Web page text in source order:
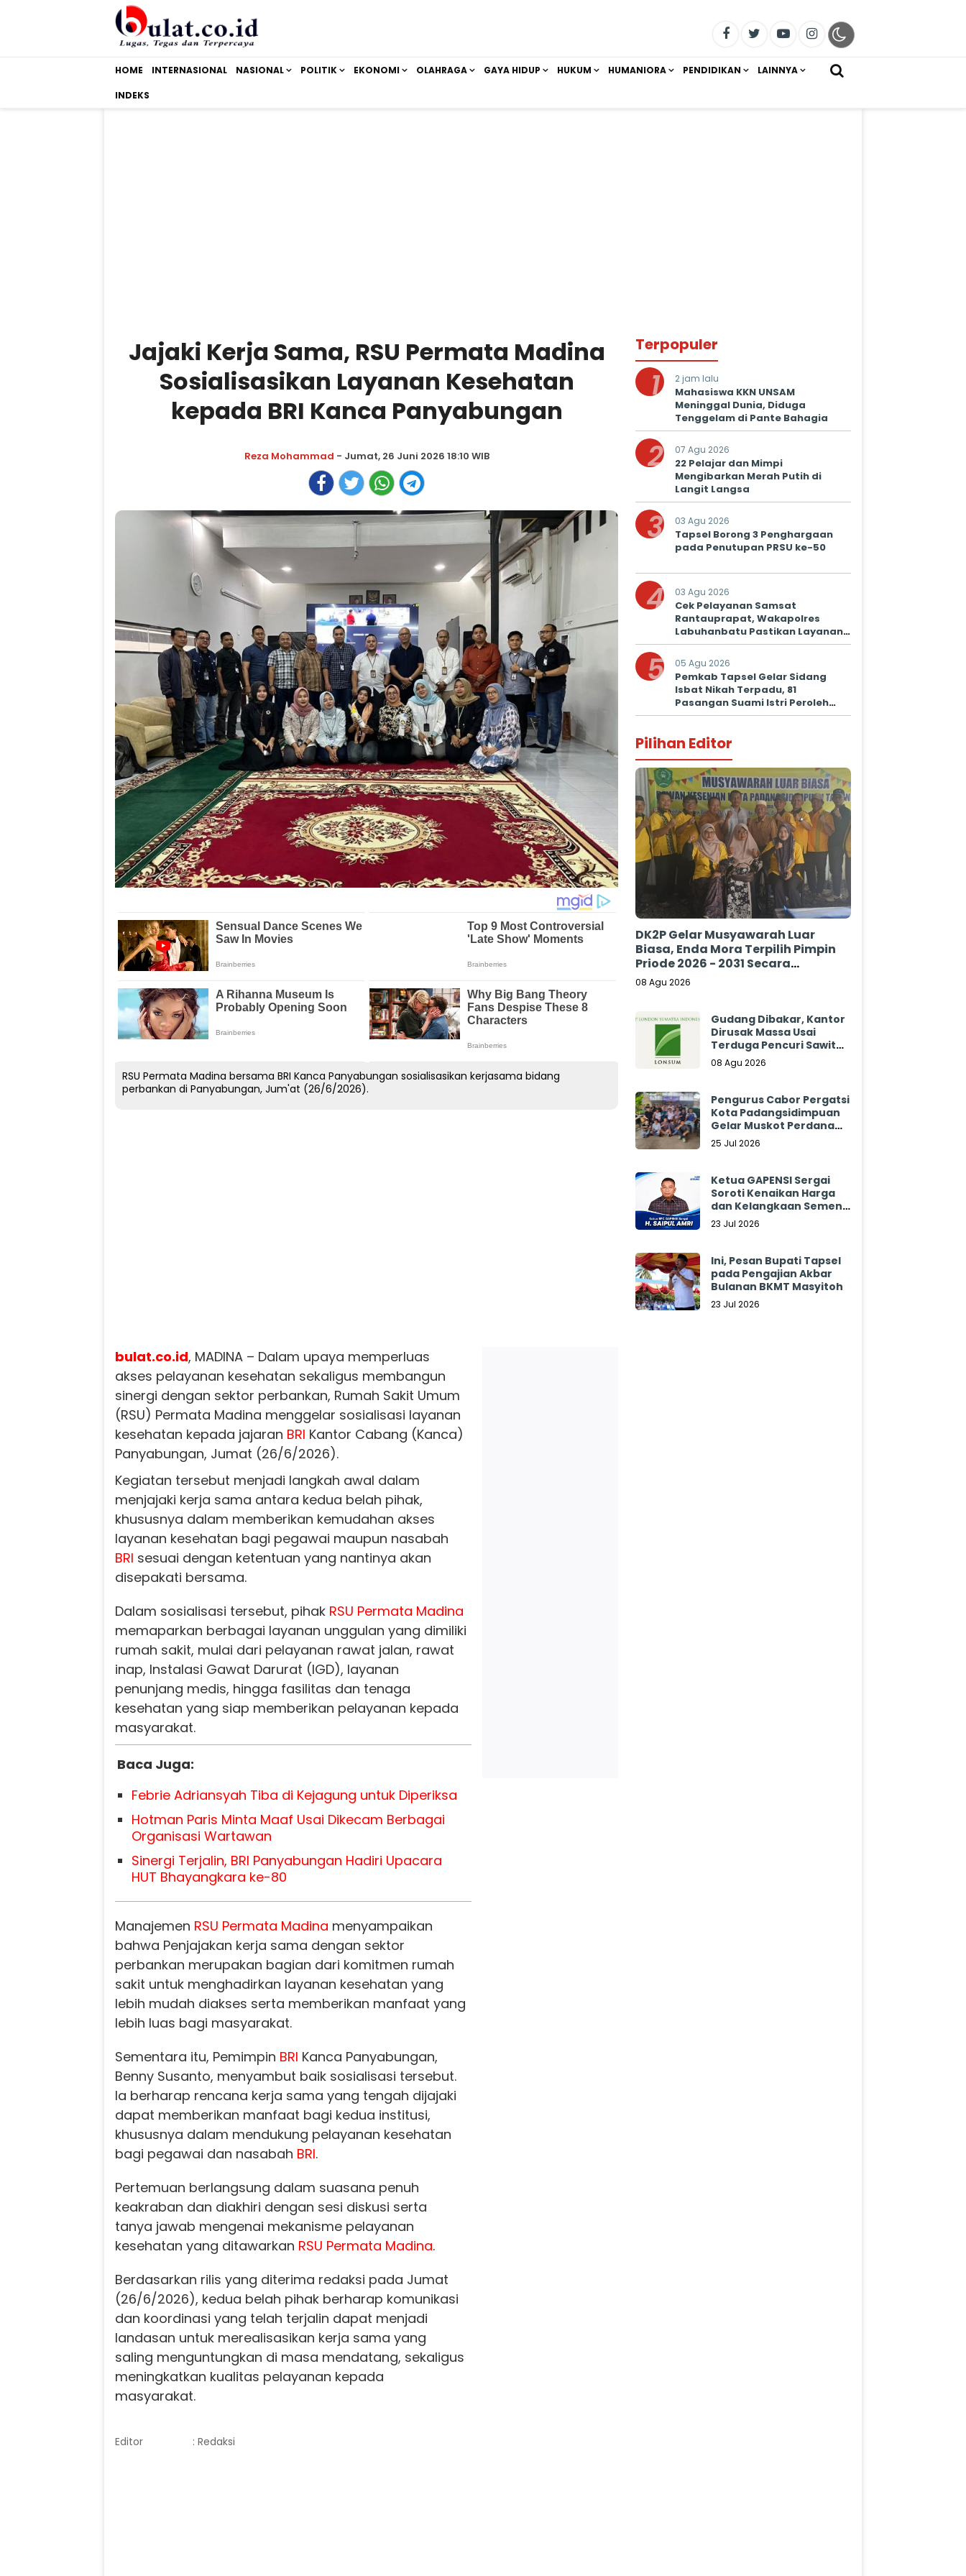
HOME INTERNASIONAL NASIONAL POLITIK EKONOMI OLAHRAGA GAYA HIDUP HUKUM HUMANIORA PENDIDIKAN LAINNYA
INDEKS
Jajaki Kerja Sama, RSU Permata Madina
Sosialisasikan Layanan Kesehatan
kepada BRI Kanca Panyabungan
Reza Mohammad - Jumat, 26 Juni 2026 18:10 WIB
RSU Permata Madina bersama BRI Kanca Panyabungan sosialisasikan kerjasama bidang
perbankan di Panyabungan, Jum'at (26/6/2026).
bulat.co.id, MADINA – Dalam upaya memperluas
akses pelayanan kesehatan sekaligus membangun
sinergi dengan sektor perbankan, Rumah Sakit Umum
(RSU) Permata Madina menggelar sosialisasi layanan
kesehatan kepada jajaran BRI Kantor Cabang (Kanca)
Panyabungan, Jumat (26/6/2026).
Kegiatan tersebut menjadi langkah awal dalam
menjajaki kerja sama antara kedua belah pihak,
khususnya dalam memberikan kemudahan akses
layanan kesehatan bagi pegawai maupun nasabah
BRI sesuai dengan ketentuan yang nantinya akan
disepakati bersama.
Dalam sosialisasi tersebut, pihak RSU Permata Madina
memaparkan berbagai layanan unggulan yang dimiliki
rumah sakit, mulai dari pelayanan rawat jalan, rawat
inap, Instalasi Gawat Darurat (IGD), layanan
penunjang medis, hingga fasilitas dan tenaga
kesehatan yang siap memberikan pelayanan kepada
masyarakat.
Baca Juga:
Febrie Adriansyah Tiba di Kejagung untuk Diperiksa
Hotman Paris Minta Maaf Usai Dikecam Berbagai
Organisasi Wartawan
Sinergi Terjalin, BRI Panyabungan Hadiri Upacara
HUT Bhayangkara ke-80
Manajemen RSU Permata Madina menyampaikan
bahwa Penjajakan kerja sama dengan sektor
perbankan merupakan bagian dari komitmen rumah
sakit untuk menghadirkan layanan kesehatan yang
lebih mudah diakses serta memberikan manfaat yang
lebih luas bagi masyarakat.
Sementara itu, Pemimpin BRI Kanca Panyabungan,
Benny Susanto, menyambut baik sosialisasi tersebut.
Ia berharap rencana kerja sama yang tengah dijajaki
dapat memberikan manfaat bagi kedua institusi,
khususnya dalam mendukung pelayanan kesehatan
bagi pegawai dan nasabah BRI.
Pertemuan berlangsung dalam suasana penuh
keakraban dan diakhiri dengan sesi diskusi serta
tanya jawab mengenai mekanisme pelayanan
kesehatan yang ditawarkan RSU Permata Madina.
Berdasarkan rilis yang diterima redaksi pada Jumat
(26/6/2026), kedua belah pihak berharap komunikasi
dan koordinasi yang telah terjalin dapat menjadi
landasan untuk merealisasikan kerja sama yang
saling menguntungkan di masa mendatang, sekaligus
meningkatkan kualitas pelayanan kepada
masyarakat.
Editor : Redaksi
Terpopuler
1 2 jam lalu
Mahasiswa KKN UNSAM
Meninggal Dunia, Diduga
Tenggelam di Pante Bahagia
2 07 Agu 2026
22 Pelajar dan Mimpi
Mengibarkan Merah Putih di
Langit Langsa
3 03 Agu 2026
Tapsel Borong 3 Penghargaan
pada Penutupan PRSU ke-50
4 03 Agu 2026
Cek Pelayanan Samsat
Rantauprapat, Wakapolres
Labuhanbatu Pastikan Layanan
Prima untuk Masyarakat
5 05 Agu 2026
Pemkab Tapsel Gelar Sidang
Isbat Nikah Terpadu, 81
Pasangan Suami Istri Peroleh
Kepastian Hukum
Pilihan Editor
DK2P Gelar Musyawarah Luar
Biasa, Enda Mora Terpilih Pimpin
Priode 2026 - 2031 Secara
Aklamasi
08 Agu 2026
Gudang Dibakar, Kantor
Dirusak Massa Usai
Terduga Pencuri Sawit
Tewas: Manajemen
Sibulan Estate Bungkam
08 Agu 2026
Pengurus Cabor Pergatsi
Kota Padangsidimpuan
Gelar Muskot Perdana
2026 - 2030
25 Jul 2026
Ketua GAPENSI Sergai
Soroti Kenaikan Harga
dan Kelangkaan Semen,
Minta Pemerintah
23 Jul 2026
Ini, Pesan Bupati Tapsel
pada Pengajian Akbar
Bulanan BKMT Masyitoh
23 Jul 2026